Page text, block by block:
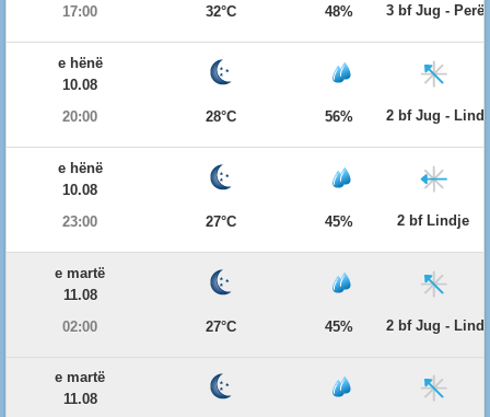
17:00
32°C 48% 3 bf Jug -
e hënë
10.08
20:00
28°C 56% 2 bf Jug -
e hënë
10.08
23:00
27°C 45% 2 bf Lindje
e martë
11.08
02:00
27°C 45% 2 bf Jug -
e martë
11.08